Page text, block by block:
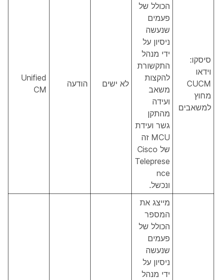
סיסקו:
וידאו
CUCM
מחוץ
למשאבים
הכולל של
פעמים
שנעשה
ניסיון על
ידי מנהל
התקשורת
להקצות
משאב
ועידה
מהתקן
גשר ועידת
MCU זה
של Cisco
Teleprese
nce
ונכשל.
לא ישים הודעה
Unified
CM
מייצג את
המספר
הכולל של
פעמים
שנעשה
ניסיון על
ידי מנהל